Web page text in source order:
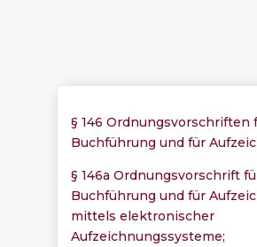
§ 146 Ordnungsvorschriften
Buchführung und für
§ 146a Ordnungsvorschrift
Buchführung und für
mittels elektronischer
Aufzeichnungssysteme;